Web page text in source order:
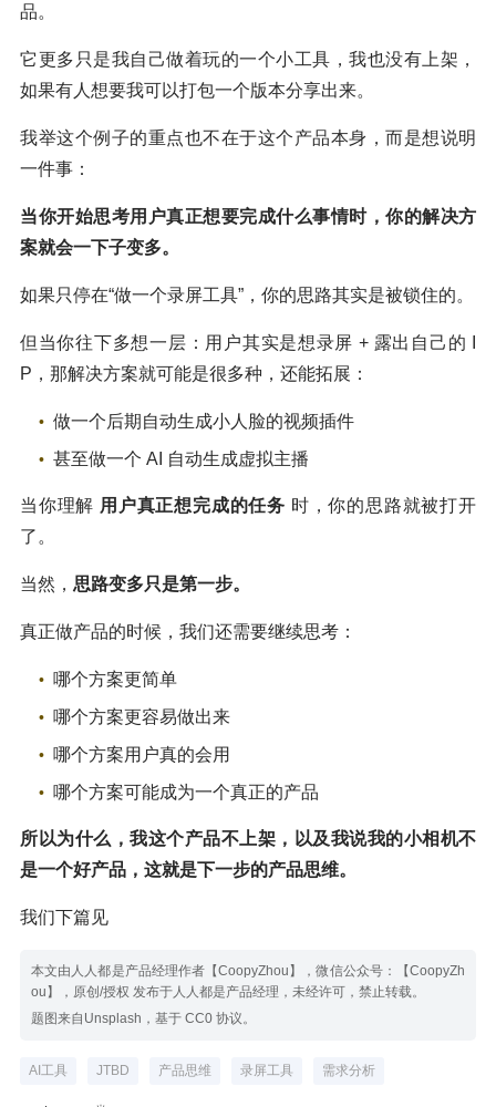
品。
它更多只是我自己做着玩的一个小工具，我也没有上架，
如果有人想要我可以打包一个版本分享出来。
我举这个例子的重点也不在于这个产品本身，而是想说明
一件事：
当你开始思考用户真正想要完成什么事情时，你的解决方
案就会一下子变多。
如果只停在“做一个录屏工具”，你的思路其实是被锁住的。
但当你往下多想一层：用户其实是想录屏 + 露出自己的 I
P，那解决方案就可能是很多种，还能拓展：
做一个后期自动生成小人脸的视频插件
甚至做一个 AI 自动生成虚拟主播
当你理解 用户真正想完成的任务 时，你的思路就被打开
了。
当然， 思路变多只是第一步。
真正做产品的时候，我们还需要继续思考：
哪个方案更简单
哪个方案更容易做出来
哪个方案用户真的会用
哪个方案可能成为一个真正的产品
所以为什么，我这个产品不上架，以及我说我的小相机不
是一个好产品，这就是下一步的产品思维。
我们下篇见
本文由人人都是产品经理作者【CoopyZhou】，微信公众号：【CoopyZh
ou】，原创/授权 发布于人人都是产品经理，未经许可，禁止转载。
题图来自Unsplash，基于 CC0 协议。
AI工具 JTBD 产品思维 录屏工具 需求分析